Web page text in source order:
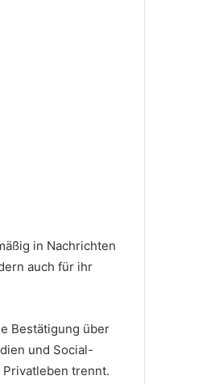
in Nachrichten
auch für ihr
Bestätigung über
und Social-
trennt.